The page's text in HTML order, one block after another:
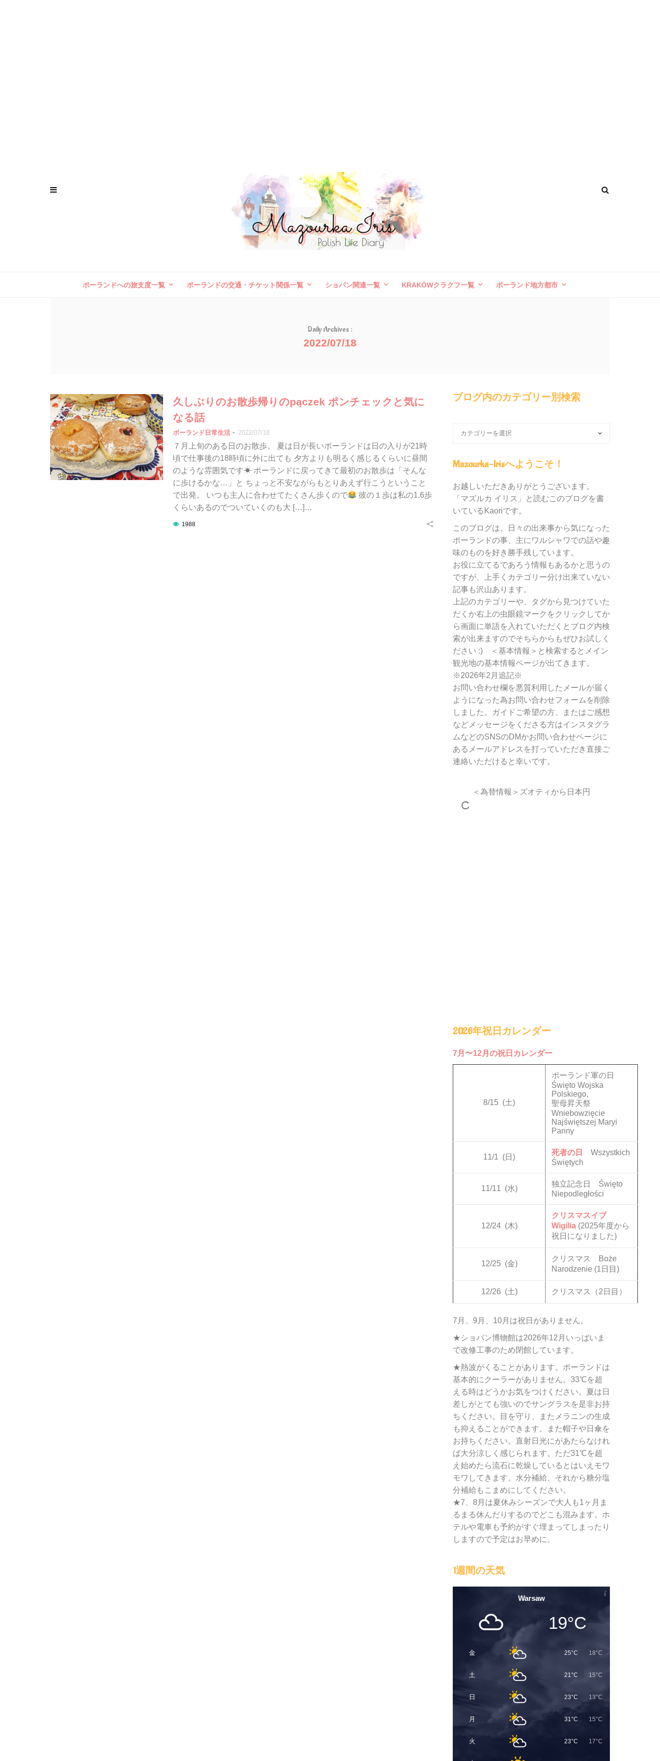
ポーランドへの旅支度一覧 ポーランドの交通・チケット関係一覧 ショパン関連一覧 KRAKÓWクラクフ一覧 ポーランド地方都市
Daily Archives :
2022/07/18
久しぶりのお散歩帰りのpączek ポンチェックと気に
なる話
ポーランド日常生活 - 2022/07/18
７月上旬のある日のお散歩。 夏は日が長いポーランドは日の入りが21時
頃で仕事後の18時頃に外に出ても 夕方よりも明るく感じるくらいに昼間
のような雰囲気です☀ ポーランドに戻ってきて最初のお散歩は「そんな
に歩けるかな…」と ちょっと不安ながらもとりあえず行こうということ
で出発。 いつも主人に合わせてたくさん歩くので
彼の１歩は私の1.6歩
くらいあるのでついていくのも大 […]…
1988
ブログ内のカテゴリー別検索
内
の
テ
ゴ
リ
別
検
索
Mazourka-Irisへようこそ！
お越しいただきありがとうございます。
「マズルカ イリス」と読むこのブログを書
いているKaoriです。
このブログは、日々の出来事から気になった
ポーランドの事、主にワルシャワでの話や趣
味のものを好き勝手残しています。
お役に立てるであろう情報もあるかと思うの
ですが、上手くカテゴリー分け出来ていない
記事も沢山あります。
上記のカテゴリーや、タグから見つけていた
だくか右上の虫眼鏡マークをクリックしてか
ら画面に単語を入れていただくとブログ内検
索が出来ますのでそちらからもぜひお試しく
ださい :) ＜基本情報＞と検索するとメイン
観光地の基本情報ページが出てきます。
※2026年2月追記※
お問い合わせ欄を悪質利用したメールが届く
ようになった為お問い合わせフォームを削除
しました。ガイドご希望の方、またはご感想
などメッセージをくださる方はインスタグラ
ムなどのSNSのDMかお問い合わせページに
あるメールアドレスを打っていただき直接ご
連絡いただけると幸いです。
＜為替情報＞ズオティから日本円
2026年祝日カレンダー
7月〜12月の祝日カレンダー
8/15 (土)
ポーランド軍の日
Święto Wojska
Polskiego,
聖母昇天祭
Wniebowzięcie
Najświętszej Maryi
Panny
11/1 (日)
死者の日
Wszystkich
Świętych
11/11 (水)
独立記念日 Święto
Niepodległości
12/24 (木)
クリスマスイブ
Wigilia (2025年度から
祝日になりました)
12/25 (金)
クリスマス Boże
Narodzenie (1日目)
12/26 (土) クリスマス（2日目）
7月、9月、10月は祝日がありません。
★ショパン博物館は2026年12月いっぱいま
で改修工事のため閉館しています。
★熱波がくることがあります。ポーランドは
基本的にクーラーがありません。33℃を超
える時はどうかお気をつけください。夏は日
差しがとても強いのでサングラスを是非お持
ちください。目を守り、またメラニンの生成
も抑えることができます。また帽子や日傘を
お持ちください。直射日光にがあたらなけれ
ば大分涼しく感じられます。ただ31℃を超
え始めたら流石に乾燥しているとはいえモワ
モワしてきます。水分補給、それから糖分塩
分補給もこまめにしてください。
★7、8月は夏休みシーズンで大人も1ヶ月ま
るまる休んだりするのでどこも混みます。ホ
テルや電車も予約がすぐ埋まってしまったり
しますので予定はお早めに。
1週間の天気
Warsaw
19°C
金 25°C 18°C
土 21°C 15°C
日 23°C 13°C
月 31°C 15°C
火 23°C 17°C